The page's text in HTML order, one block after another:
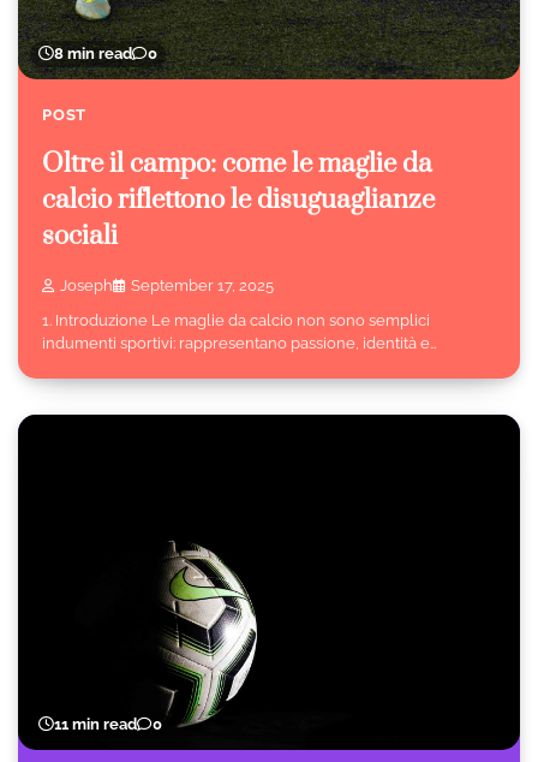
8 min read 0
POST
Oltre il campo: come le maglie da
calcio riflettono le disuguaglianze
sociali
Joseph
September 17, 2025
1. Introduzione Le maglie da calcio non sono semplici
indumenti sportivi: rappresentano passione, identità e…
11 min read 0